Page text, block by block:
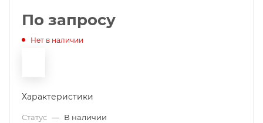
По запросу
Нет в наличии
Характеристики
Статус — В наличии